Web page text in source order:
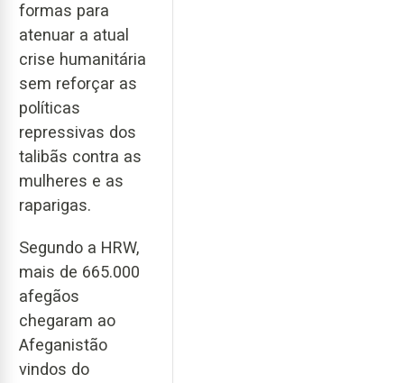
formas para
atenuar a atual
crise humanitária
sem reforçar as
políticas
repressivas dos
talibãs contra as
mulheres e as
raparigas.
Segundo a HRW,
mais de 665.000
afegãos
chegaram ao
Afeganistão
vindos do